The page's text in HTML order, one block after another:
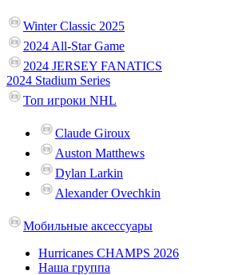
Winter Classic 2025
2024 All-Star Game
2024 JERSEY FANATICS
2024 Stadium Series
Топ игроки NHL
Claude Giroux
Auston Matthews
Dylan Larkin
Alexander Ovechkin
Мобильные аксессуары
Hurricanes CHAMPS 2026
Наша группа